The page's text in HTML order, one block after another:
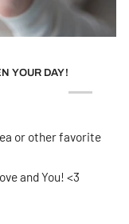
YOUR DAY!
or other favorite
and You! <3